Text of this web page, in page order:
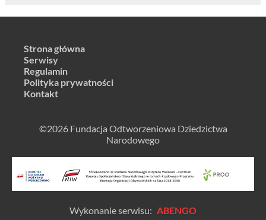
Strona główna
Serwisy
Regulamin
Polityka prywatności
Kontakt
©2026 Fundacja Odtworzeniowa Dziedzictwa
Narodowego
Wykonanie serwisu: ABENGO